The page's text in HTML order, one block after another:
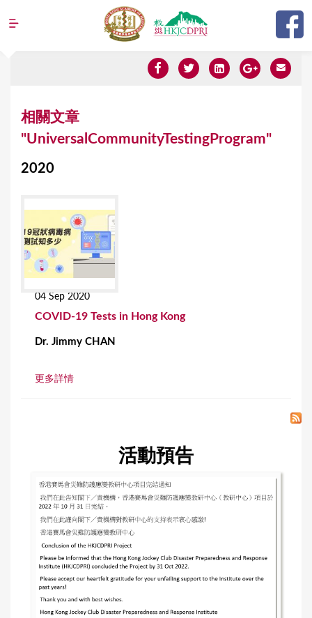
Jump to navigation
相關文章
"UniversalCommunityTestingProgram"
2020
04 Sep 2020
COVID-19 Tests in Hong Kong
Dr. Jimmy CHAN
更多詳情
活動預告